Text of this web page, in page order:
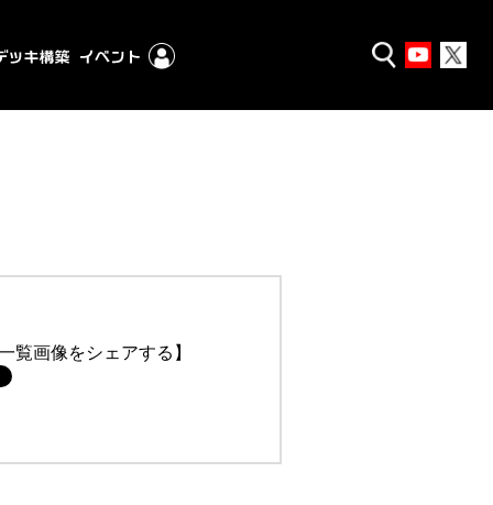
覧画像をシェアする】